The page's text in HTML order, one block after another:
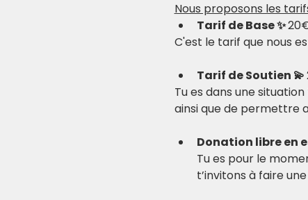
Nous proposons les
Tarif de Base ✨
C'est le tarif que nous
Tarif de Soutien 💫
Tu es dans une
ainsi que de permettre
Donation libre en
Tu es pour le
t’invitons à faire